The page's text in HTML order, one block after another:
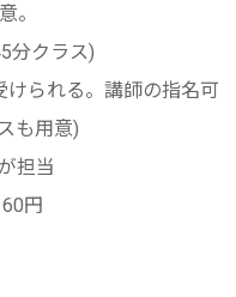
。
分クラス)
けられる。講師の指名可
も用意)
担当
円